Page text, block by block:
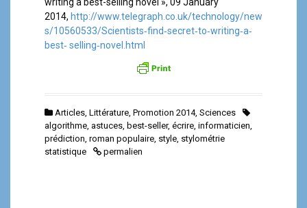
writing a best-selling novel », 09 January
2014, http://www.telegraph.co.uk/technology/new
s/10560533/Scientists‐find‐secret‐to‐writing‐a‐
best‐ selling‐novel.html
Articles, Littérature, Promotion 2014, Sciences
algorithme, astuces, best-seller, écrire, informaticien,
prédiction, roman populaire, style, stylométrie
statistique
permalien